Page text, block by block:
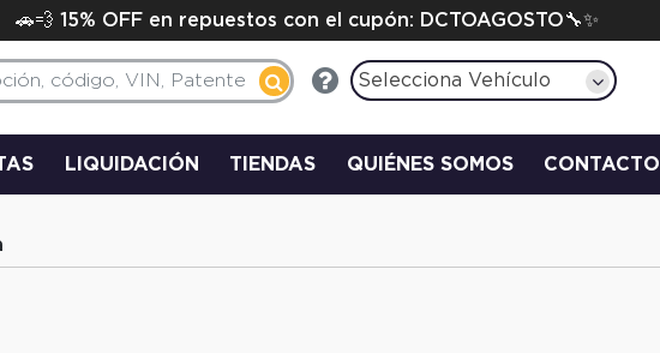
🚗💨 15% OFF en repuestos con el cupón: DCTOAGOSTO🔧✨
Selecciona Vehículo
LIQUIDACIÓN TIENDAS QUIÉNES SOMOS CONTACTO